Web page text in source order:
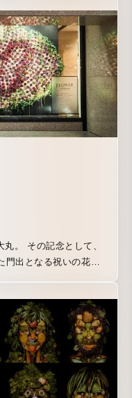
ます。 また、今
シュミレーションし
しました（※PC の
」にいるかの
体験できます。
。 その記念として、
門出となる祝いの花が
本の花びらの開閉
前に立つ人の姿を感知
ログラムされた文字や